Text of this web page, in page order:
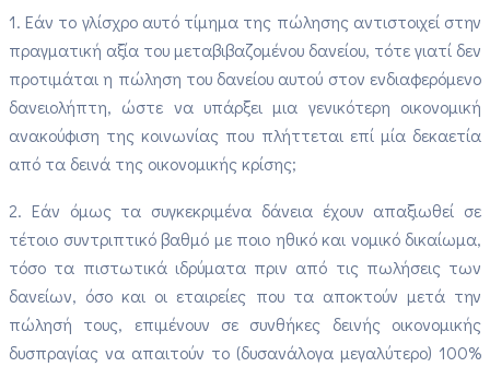
1. Εάν το γλίσχρο αυτό τίμημα της πώλησης αντιστοιχεί στην
πραγματική αξία του μεταβιβαζομένου δανείου, τότε γιατί δεν
προτιμάται η πώληση του δανείου αυτού στον ενδιαφερόμενο
δανειολήπτη, ώστε να υπάρξει μια γενικότερη οικονομική
ανακούφιση της κοινωνίας που πλήττεται επί μία δεκαετία
από τα δεινά της οικονομικής κρίσης;
2. Εάν όμως τα συγκεκριμένα δάνεια έχουν απαξιωθεί σε
τέτοιο συντριπτικό βαθμό με ποιο ηθικό και νομικό δικαίωμα,
τόσο τα πιστωτικά ιδρύματα πριν από τις πωλήσεις των
δανείων, όσο και οι εταιρείες που τα αποκτούν μετά την
πώλησή τους, επιμένουν σε συνθήκες δεινής οικονομικής
δυσπραγίας να απαιτούν το (δυσανάλογα μεγαλύτερο) 100%